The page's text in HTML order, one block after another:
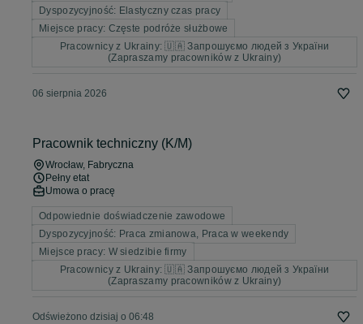
Dyspozycyjność: Elastyczny czas pracy
Miejsce pracy: Częste podróże służbowe
Pracownicy z Ukrainy: 🇺🇦 Запрошуємо людей з України
(Zapraszamy pracowników z Ukrainy)
06 sierpnia 2026
Pracownik techniczny (K/M)
Wrocław, Fabryczna
Pełny etat
Umowa o pracę
Odpowiednie doświadczenie zawodowe
Dyspozycyjność: Praca zmianowa, Praca w weekendy
Miejsce pracy: W siedzibie firmy
Pracownicy z Ukrainy: 🇺🇦 Запрошуємо людей з України
(Zapraszamy pracowników z Ukrainy)
Odświeżono dzisiaj o 06:48